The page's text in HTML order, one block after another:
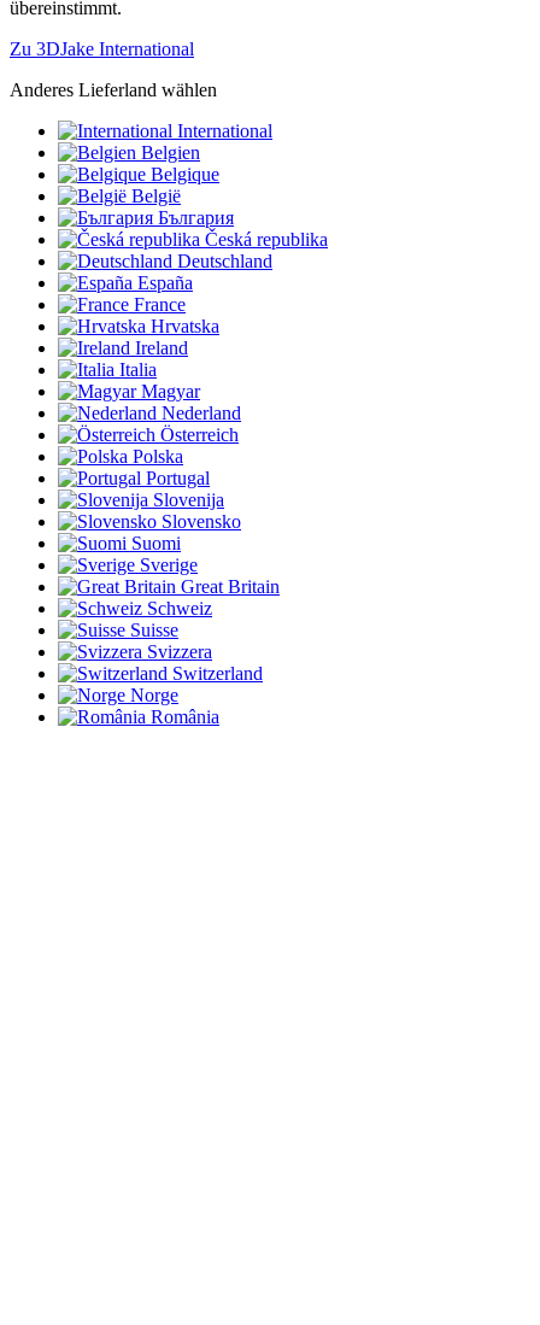
übereinstimmt.
Zu 3DJake International
Anderes Lieferland wählen
International
Belgien
Belgique
België
България
Česká republika
Deutschland
España
France
Hrvatska
Ireland
Italia
Magyar
Nederland
Österreich
Polska
Portugal
Slovenija
Slovensko
Suomi
Sverige
Great Britain
Schweiz
Suisse
Svizzera
Switzerland
Norge
România